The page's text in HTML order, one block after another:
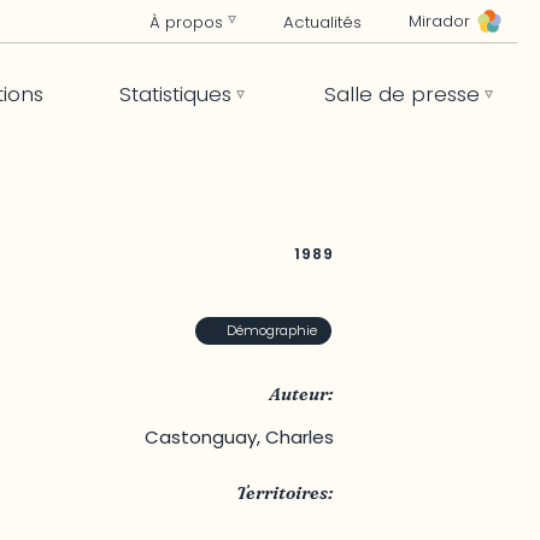
À propos Actualités Mirador
Statistiques Salle de presse
1989
Démographie
Auteur:
Castonguay, Charles
Territoires: